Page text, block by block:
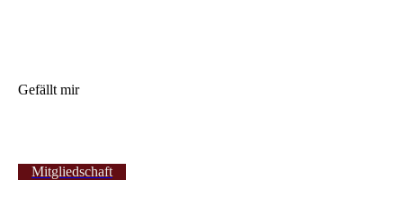
Gefällt mir
Mitgliedschaft